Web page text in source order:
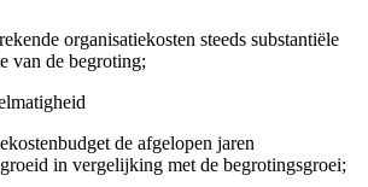
organisatiekosten steeds substantiële
van de begroting;
de afgelopen jaren
in vergelijking met de begrotingsgroei;